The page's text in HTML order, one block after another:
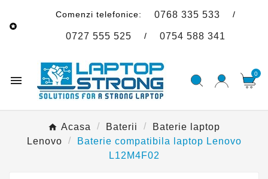

Comenzi telefonice: 0768 335 533
0727 555 525 / 0754 588 341
 0
Acasa Baterii
Baterie laptop
Lenovo
Baterie compatibila laptop Lenovo
L12M4F02